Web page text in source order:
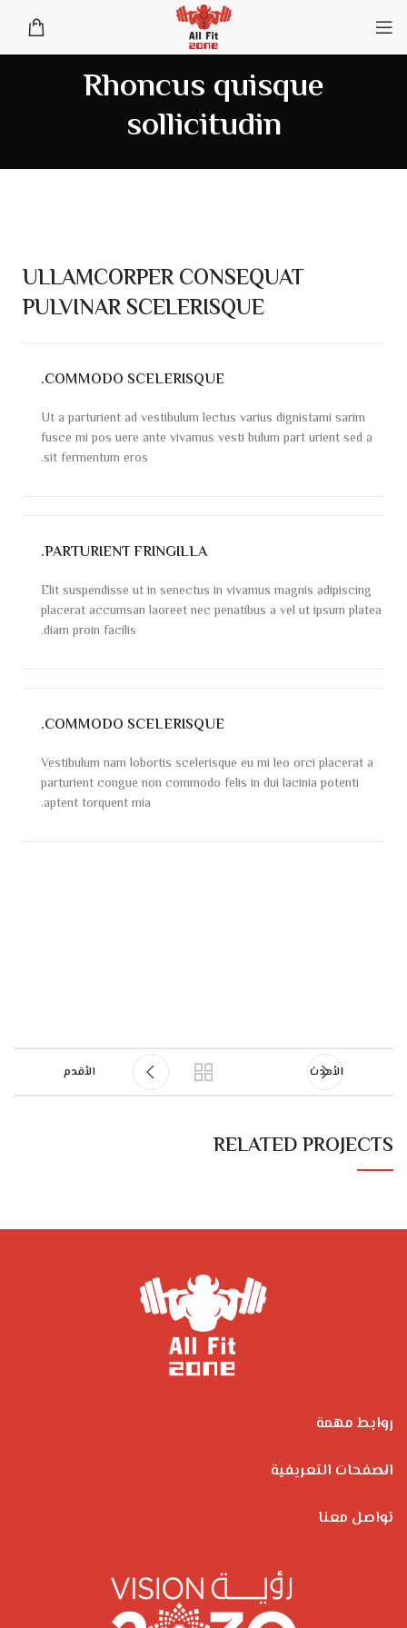
Rhoncus quisque
sollicitudin
ULLAMCORPER CONSEQUAT
PULVINAR SCELERISQUE
COMMODO SCELERISQUE.
Ut a parturient ad vestibulum lectus varius dignistami sarim
fusce mi pos uere ante vivamus vesti bulum part urient sed a
sit fermentum eros.
PARTURIENT FRINGILLA.
Elit suspendisse ut in senectus in vivamus magnis adipiscing
placerat accumsan laoreet nec penatibus a vel ut ipsum platea
diam proin facilis.
COMMODO SCELERISQUE.
Vestibulum nam lobortis scelerisque eu mi leo orci placerat a
parturient congue non commodo felis in dui lacinia potenti
aptent torquent mia.
الأحدث الأقدم
RELATED PROJECTS
روابط مهمة
الصفحات التعريفية
تواصل معنا